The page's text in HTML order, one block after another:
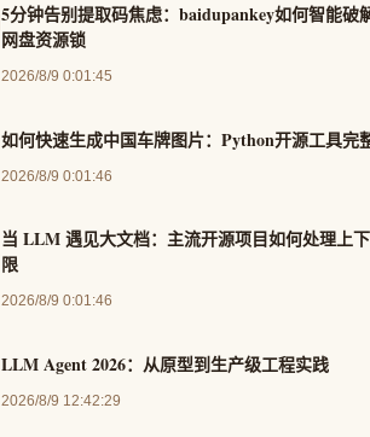
5分钟告别提取码焦虑：baidupankey如何智能破
网盘资源锁
2026/8/9 0:01:45
如何快速生成中国车牌图片：Python开源工具完
2026/8/9 0:01:46
当 LLM 遇见大文档：主流开源项目如何处理上
限
2026/8/9 0:01:46
LLM Agent 2026：从原型到生产级工程实践
2026/8/9 12:42:29